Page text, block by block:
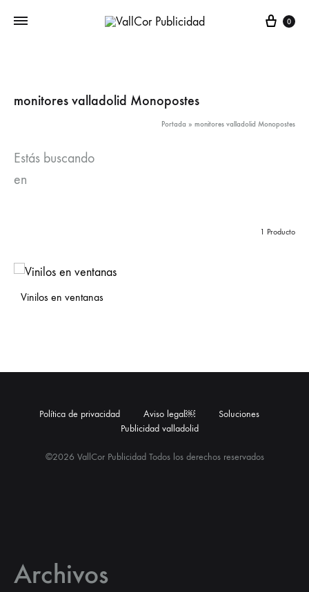
Carro
0
monitores valladolid Monopostes
Portada » monitores valladolid Monopostes
Estás buscando
en
1 Producto
Vinilos en ventanas
©2026 VallCor Publicidad Todos los derechos reservados
Política de privacidad Aviso legal￼
Soluciones
Publicidad valladolid
Archivos